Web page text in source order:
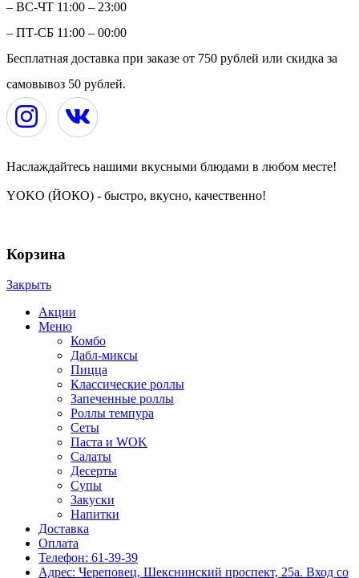
– ВС-ЧТ 11:00 – 23:00
– ПТ-СБ 11:00 – 00:00
Бесплатная доставка при заказе от 750 рублей или скидка за
самовывоз 50 рублей.
Наслаждайтесь нашими вкусными блюдами в любом месте!
YOKO (ЙОКО) - быстро, вкусно, качественно!
Корзина
Закрыть
Акции
Меню
Комбо
Дабл-миксы
Пицца
Классические роллы
Запеченные роллы
Роллы темпура
Сеты
Паста и WOK
Салаты
Десерты
Супы
Закуски
Напитки
Доставка
Оплата
Телефон: 61-39-39
Адрес: Череповец, Шекснинский проспект, 25а. Вход со